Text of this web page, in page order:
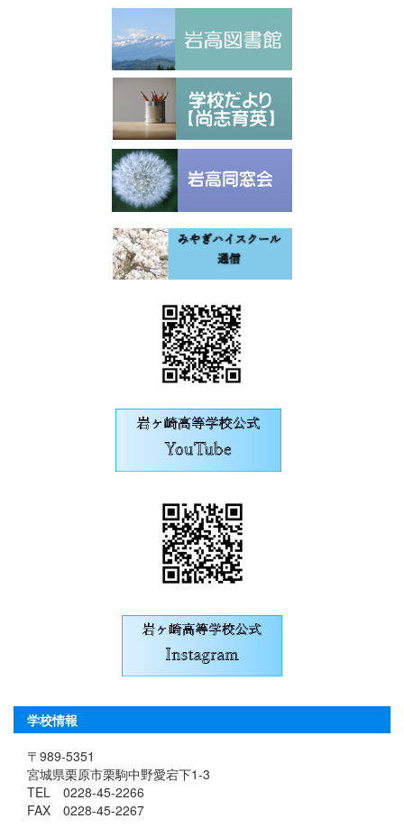
学校情報
〒989-5351
宮城県栗原市栗駒中野愛宕下1-3
TEL 0228-45-2266
FAX 0228-45-2267